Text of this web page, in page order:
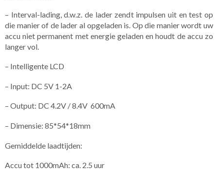
– Interval-lading, d.w.z. de lader zendt impulsen uit en test op
die manier of de lader al opgeladen is. Op die manier wordt uw
accu niet permanent met energie geladen en houdt de accu zo
langer vol.
– Intelligente LCD
– Input: DC 5V 1-2A
– Output: DC 4.2V / 8.4V 600mA
– Dimensie: 85*54*18mm
Gemiddelde laadtijden:
Accu tot 1000mAh: ca. 2.5 uur